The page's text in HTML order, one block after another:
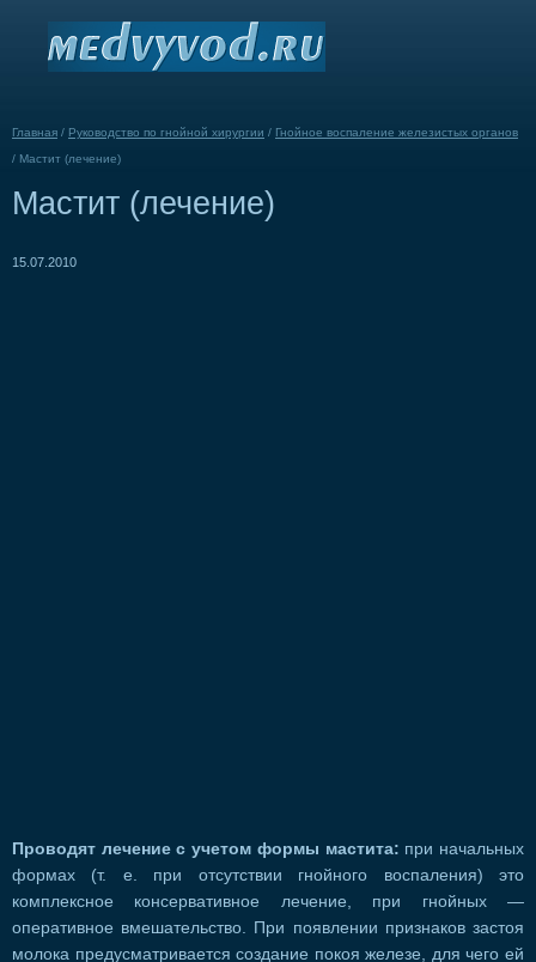
Главная / Руководство по гнойной хирургии / Гнойное воспаление железистых органов
/ Мастит (лечение)
Мастит (лечение)
15.07.2010
Проводят лечение с учетом формы мастита: при начальных
формах (т. е. при отсутствии гнойного воспаления) это
комплексное консервативное лечение, при гнойных —
оперативное вмешательство. При появлении признаков застоя
молока предусматривается создание покоя железе, для чего ей